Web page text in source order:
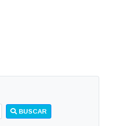
BUSCAR